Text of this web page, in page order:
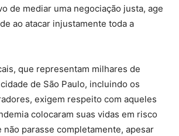
de mediar uma negociação justa, age
ao atacar injustamente toda a
que representam milhares de
de São Paulo, incluindo os
exigem respeito com aqueles
colocaram suas vidas em risco
não parasse completamente, apesar